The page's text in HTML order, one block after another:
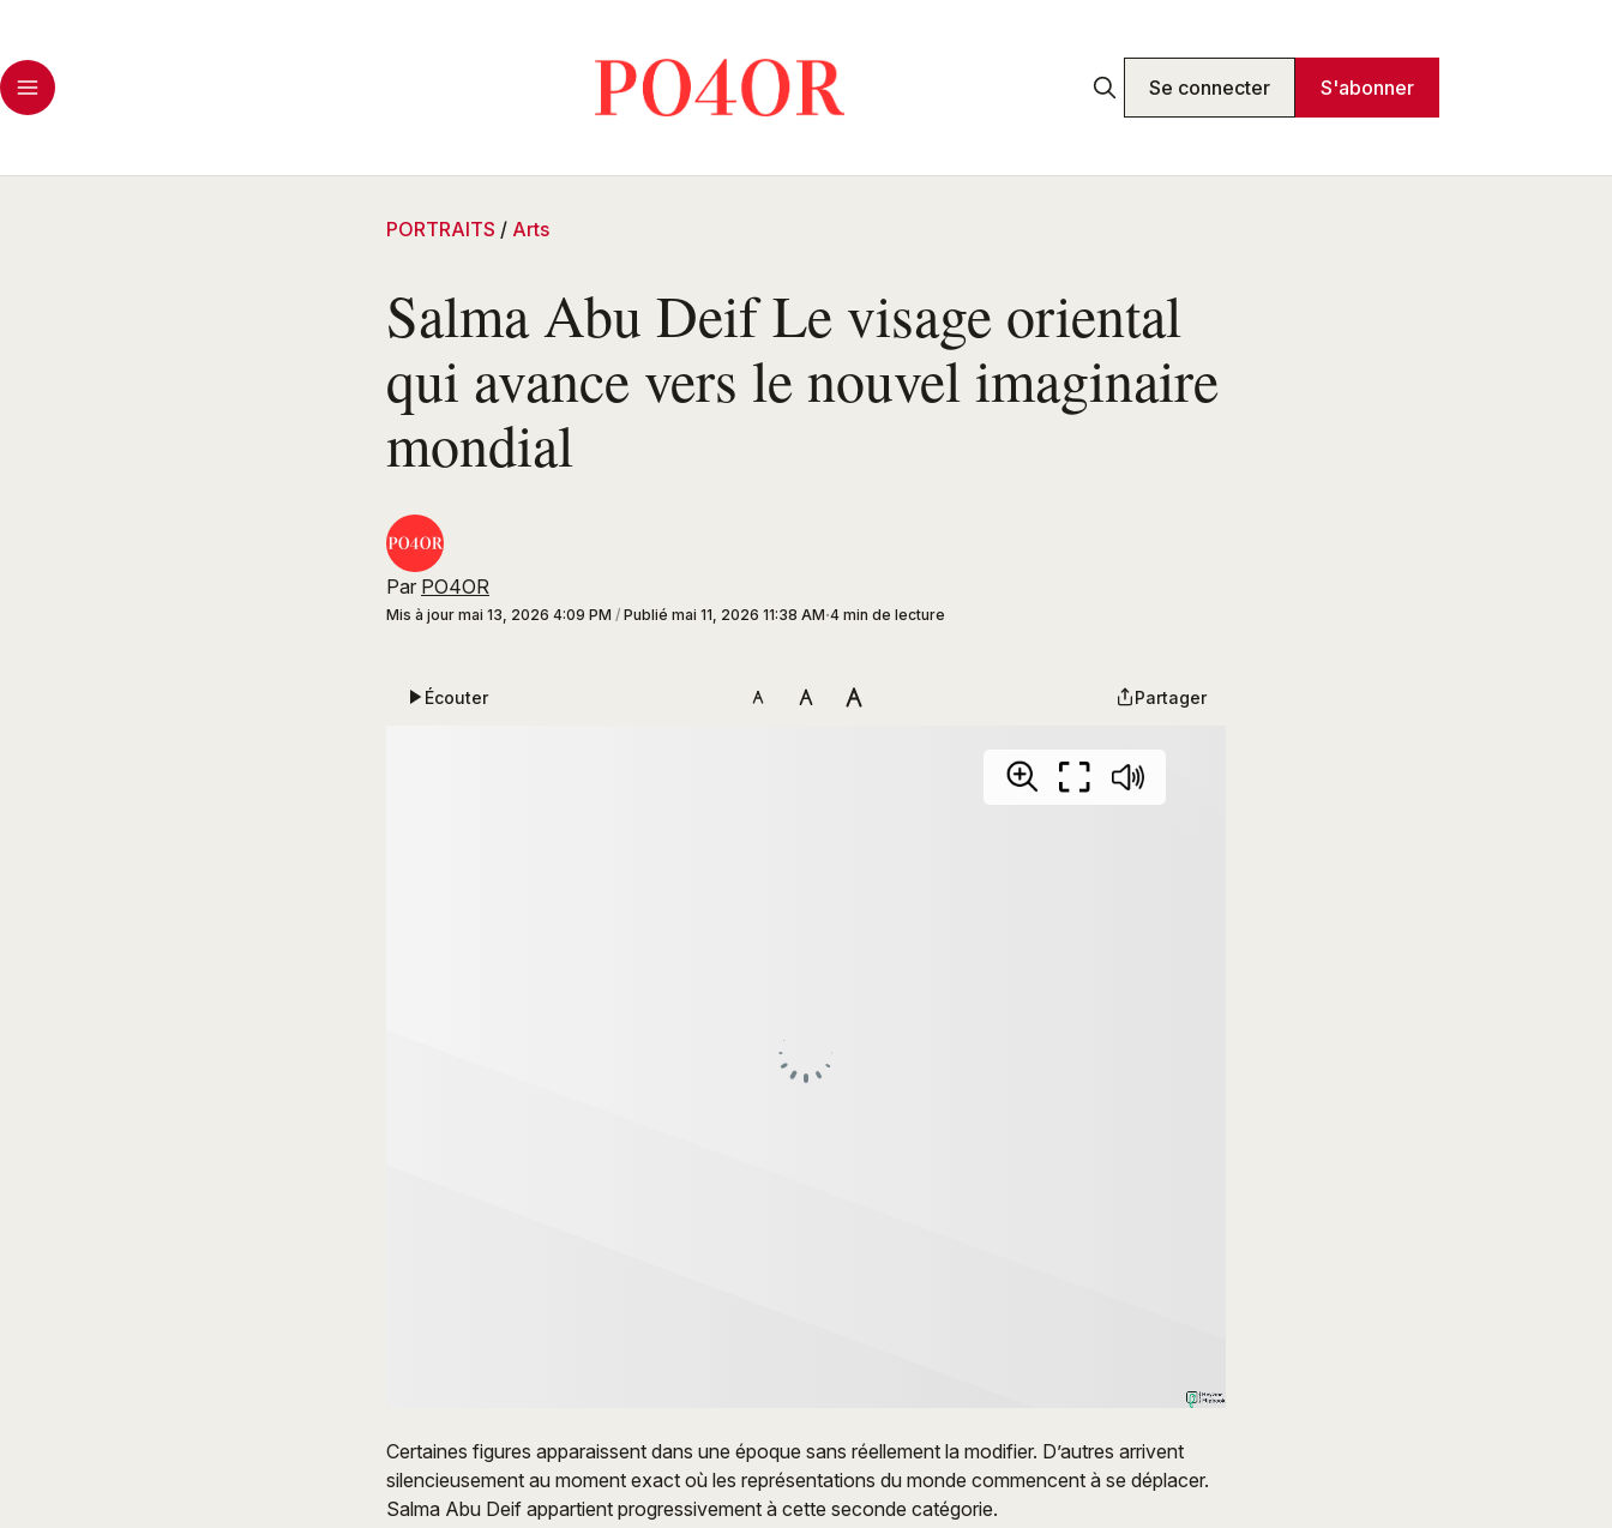
Se connecter S'abonner
PORTRAITS / Arts
Salma Abu Deif Le visage oriental
qui avance vers le nouvel imaginaire
mondial
Par PO4OR
Mis à jour mai 13, 2026 4:09 PM / Publié mai 11, 2026 11:38 AM 4 min de lecture
Écouter Partager
Certaines figures apparaissent dans une époque sans réellement la modifier. D’autres arrivent
silencieusement au moment exact où les représentations du monde commencent à se déplacer.
Salma Abu Deif appartient progressivement à cette seconde catégorie.